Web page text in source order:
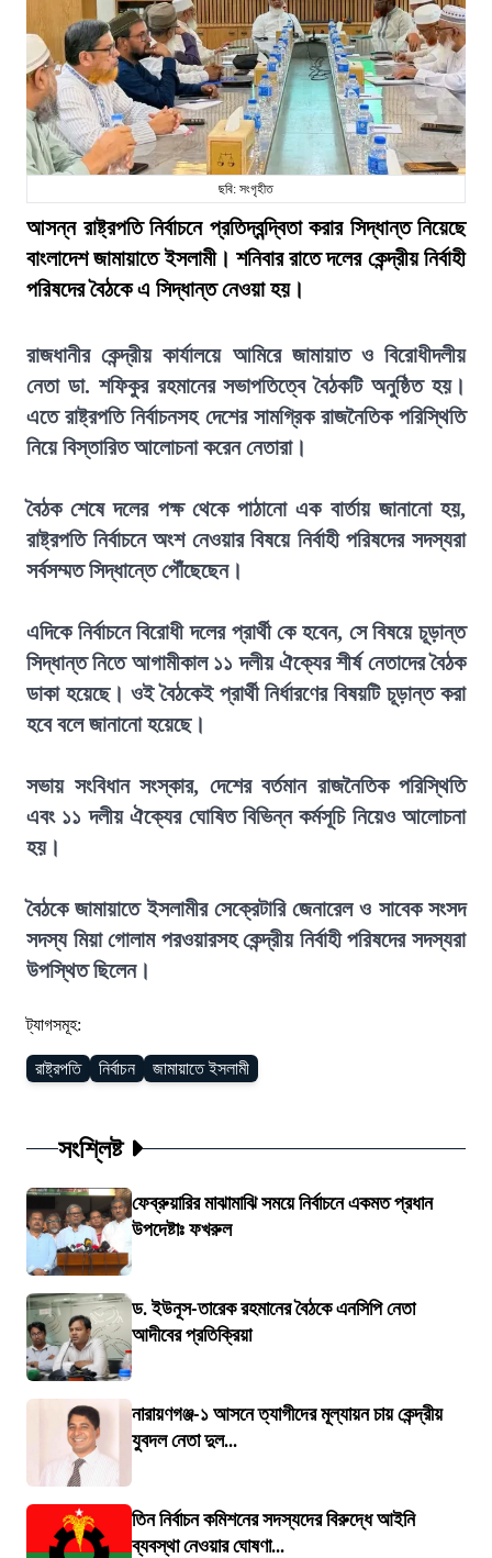
ছবি: সংগৃহীত
আসন্ন রাষ্ট্রপতি নির্বাচনে প্রতিদ্বন্দ্বিতা করার সিদ্ধান্ত নিয়েছে
বাংলাদেশ জামায়াতে ইসলামী। শনিবার রাতে দলের কেন্দ্রীয় নির্বাহী
পরিষদের বৈঠকে এ সিদ্ধান্ত নেওয়া হয়।
রাজধানীর কেন্দ্রীয় কার্যালয়ে আমিরে জামায়াত ও বিরোধীদলীয়
নেতা ডা. শফিকুর রহমানের সভাপতিত্বে বৈঠকটি অনুষ্ঠিত হয়।
এতে রাষ্ট্রপতি নির্বাচনসহ দেশের সামগ্রিক রাজনৈতিক পরিস্থিতি
নিয়ে বিস্তারিত আলোচনা করেন নেতারা।
বৈঠক শেষে দলের পক্ষ থেকে পাঠানো এক বার্তায় জানানো হয়,
রাষ্ট্রপতি নির্বাচনে অংশ নেওয়ার বিষয়ে নির্বাহী পরিষদের সদস্যরা
সর্বসম্মত সিদ্ধান্তে পৌঁছেছেন।
এদিকে নির্বাচনে বিরোধী দলের প্রার্থী কে হবেন, সে বিষয়ে চূড়ান্ত
সিদ্ধান্ত নিতে আগামীকাল ১১ দলীয় ঐক্যের শীর্ষ নেতাদের বৈঠক
ডাকা হয়েছে। ওই বৈঠকেই প্রার্থী নির্ধারণের বিষয়টি চূড়ান্ত করা
হবে বলে জানানো হয়েছে।
সভায় সংবিধান সংস্কার, দেশের বর্তমান রাজনৈতিক পরিস্থিতি
এবং ১১ দলীয় ঐক্যের ঘোষিত বিভিন্ন কর্মসূচি নিয়েও আলোচনা
হয়।
বৈঠকে জামায়াতে ইসলামীর সেক্রেটারি জেনারেল ও সাবেক সংসদ
সদস্য মিয়া গোলাম পরওয়ারসহ কেন্দ্রীয় নির্বাহী পরিষদের সদস্যরা
উপস্থিত ছিলেন।
ট্যাগসমূহ:
রাষ্ট্রপতি নির্বাচন জামায়াতে ইসলামী
সংশ্লিষ্ট
ফেব্রুয়ারির মাঝামাঝি সময়ে নির্বাচনে একমত প্রধান
উপদেষ্টাঃ ফখরুল
ড. ইউনূস-তারেক রহমানের বৈঠকে এনসিপি নেতা
আদীবের প্রতিক্রিয়া
নারায়ণগঞ্জ-১ আসনে ত্যাগীদের মূল্যায়ন চায় কেন্দ্রীয়
যুবদল নেতা দুল...
তিন নির্বাচন কমিশনের সদস্যদের বিরুদ্ধে আইনি
ব্যবস্থা নেওয়ার ঘোষণা...